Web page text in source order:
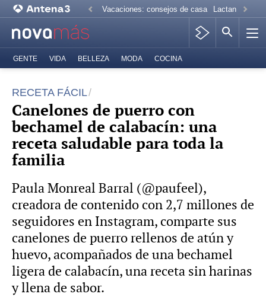
Vacaciones: consejos de casa Lactancia
GENTE VIDA BELLEZA MODA COCINA
RECETA FÁCIL
Canelones de puerro con
bechamel de calabacín: una
receta saludable para toda la
familia
Paula Monreal Barral (@paufeel),
creadora de contenido con 2,7 millones de
seguidores en Instagram, comparte sus
canelones de puerro rellenos de atún y
huevo, acompañados de una bechamel
ligera de calabacín, una receta sin harinas
y llena de sabor.